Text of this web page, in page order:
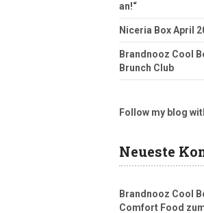
an!“
Niceria Box April
Brandnooz Cool
Brunch Club
Follow my blog
Neueste
Brandnooz Cool
Comfort Food